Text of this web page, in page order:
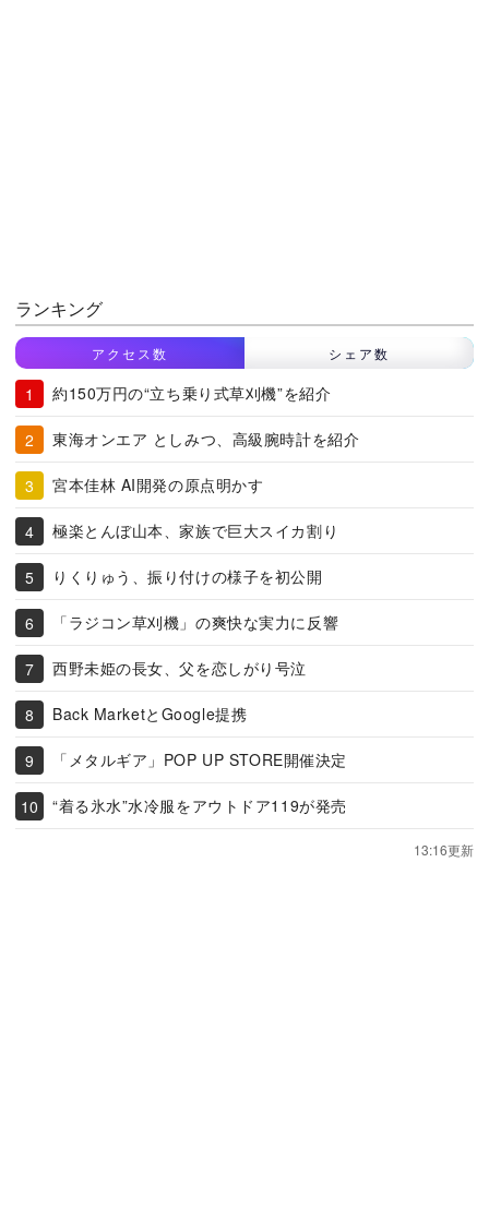
ランキング
アクセス数 シェア数
約150万円の“立ち乗り式草刈機”を紹介
東海オンエア としみつ、高級腕時計を紹介
宮本佳林 AI開発の原点明かす
極楽とんぼ山本、家族で巨大スイカ割り
りくりゅう、振り付けの様子を初公開
「ラジコン草刈機」の爽快な実力に反響
西野未姫の長女、父を恋しがり号泣
Back MarketとGoogle提携
「メタルギア」POP UP STORE開催決定
“着る氷水”水冷服をアウトドア119が発売
13:16更新